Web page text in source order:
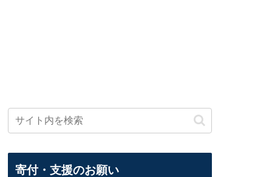
寄付・支援のお願い